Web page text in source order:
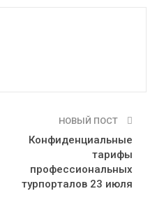
НОВЫЙ ПОСТ
Конфиденциальные
тарифы
профессиональных
турпорталов 23 июля